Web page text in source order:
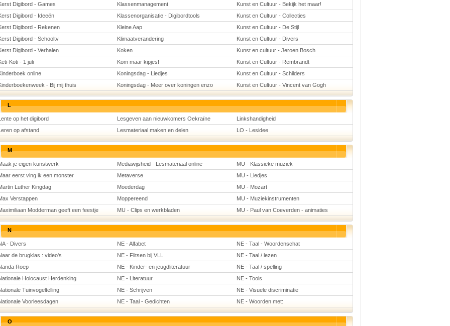
Digibord - Games
Klassenmanagement
Kunst en Cultuur - Bekijk het maar!
Digibord - Ideeën
Klassenorganisatie - Digibordtools
Kunst en Cultuur - Collecties
Digibord - Rekenen
Kleine Aap
Kunst en Cultuur - De Stijl
Digibord - Schooltv
Klimaatverandering
Kunst en Cultuur - Divers
Digibord - Verhalen
Koken
Kunst en cultuur - Jeroen Bosch
Koti - 1 juli
Kom maar kipjes!
Kunst en Cultuur - Rembrandt
online
Koningsdag - Liedjes
Kunst en Cultuur - Schilders
- Bij mij thuis
Koningsdag - Meer over koningen enzo Kunst en Cultuur - Vincent van Gogh
L
op het digibord Lesgeven aan nieuwkomers Oekraïne
Linkshandigheid
op afstand
Lesmateriaal maken en delen LO - Lesidee
M
je eigen kunstwerk Mediawijsheid - Lesmateriaal online
MU - Klassieke muziek
eerst ving ik een monster
Metaverse
MU - Liedjes
Luther Kingdag
Moederdag
MU - Mozart
Verstappen
Moppereend
MU - Muziekinstrumenten
Modderman geeft een feestje
MU - Clips en werkbladen MU - Paul van Coeverden - animaties
N
- Divers NE - Alfabet
NE - Taal - Woordenschat
de brugklas : video's
NE - Flitsen bij VLL
NE - Taal / lezen
Roep
NE - Kinder- en jeugdliteratuur
NE - Taal / spelling
Holocaust Herdenking
NE - Literatuur
NE - Tools
Tuinvogeltelling
NE - Schrijven
NE - Visuele discriminatie
Voorleesdagen
NE - Taal - Gedichten NE - Woorden met:
O